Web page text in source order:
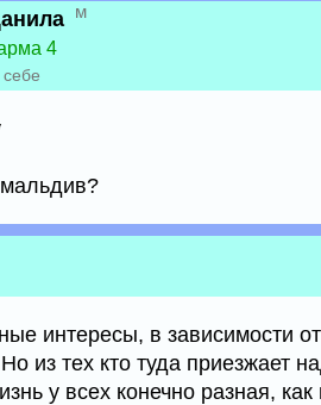
м
4
интересы, в зависимости
из тех кто туда приезжает
у всех конечно разная,